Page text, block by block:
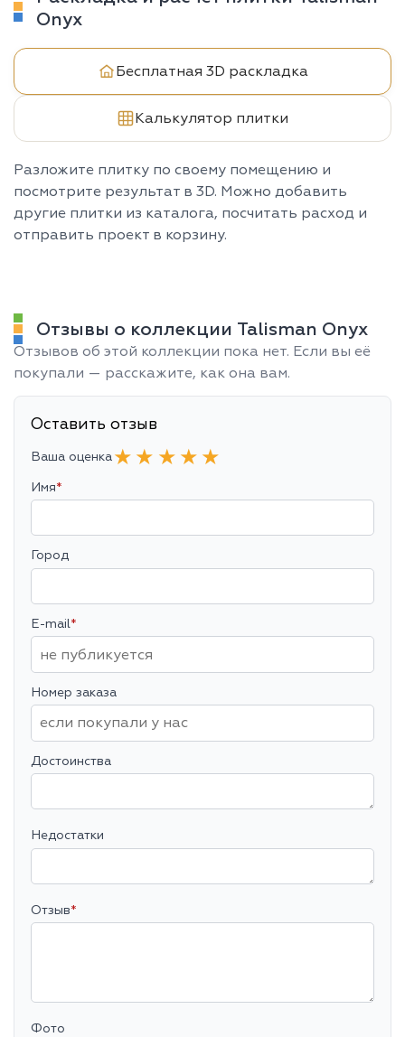
Onyx
Бесплатная 3D раскладка
Калькулятор плитки
Разложите плитку по своему помещению и
посмотрите результат в 3D. Можно добавить
другие плитки из каталога, посчитать расход и
отправить проект в корзину.
Отзывы о коллекции Talisman Onyx
Отзывов об этой коллекции пока нет. Если вы её
покупали — расскажите, как она вам.
Оставить отзыв
Ваша оценка ★
★
★
★
★
Имя*
Город
E-mail*
Номер заказа
Достоинства
Недостатки
Отзыв*
Фото